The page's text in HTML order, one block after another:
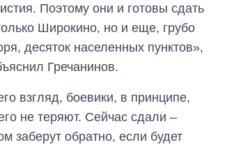
Поэтому они и готовы сдать
Широкино, но и еще, грубо
десяток населенных пунктов»,
Гречанинов.
взгляд, боевики, в принципе,
не теряют. Сейчас сдали –
заберут обратно, если будет